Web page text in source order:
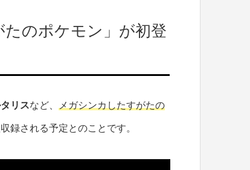
のポケモン」が初登
リスなど、 メガシンカしたすがたの
録される予定とのことです。